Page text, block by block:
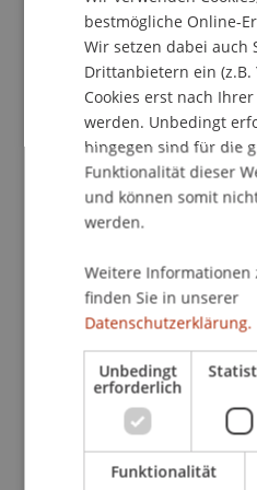
Instrumente, standen im
globalen Volumen von
prägen sie die
Workshop beleuchtete
Wirkung dieses Trends:
Vorteile wie
breiten Marktzugang.
Dominanz passiven
Rebalancing im Markt.
Preisreaktionen auf
Multiplikator-Effekte –
und Fragilität der
Strategisches
Der grosse Andrang
relevant diese Themen
Die Universität
dass digitale Assets,
bestmögliche Online-
Wir setzen dabei auch
Drittanbietern ein (z.B.
Cookies erst nach
werden. Unbedingt
hingegen sind für die
Funktionalität dieser
und können somit
werden.
Weitere Informationen
finden Sie in unserer
Datenschutzerklärung.
Unbedingt
erforderlich
Funktionalität